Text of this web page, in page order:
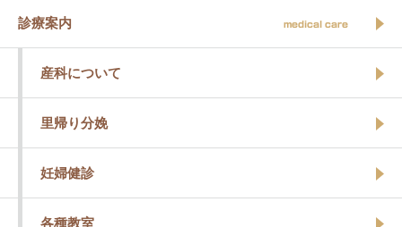
診療案内 medical care
産科について
里帰り分娩
妊婦健診
各種教室